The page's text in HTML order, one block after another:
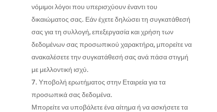
νόμιμοι λόγοι που υπερισχύουν έναντι του
δικαιώματος σας. Εάν έχετε δηλώσει τη συγκατάθεσή
σας για τη συλλογή, επεξεργασία και χρήση των
δεδομένων σας προσωπικού χαρακτήρα, μπορείτε να
ανακαλέσετε την συγκατάθεσή σας ανά πάσα στιγμή
με μελλοντική ισχύ.
Υποβολή ερωτήματος στην Εταιρεία για τα
προσωπικά σας δεδομένα.
Μπορείτε να υποβάλετε ένα αίτημα ή να ασκήσετε τα